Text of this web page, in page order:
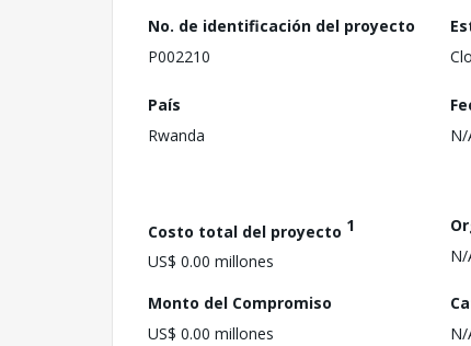
No. de identificación del proyecto
P002210
País
Rwanda
N/
Costo total del proyecto 1
US$ 0.00 millones
N/
Monto del Compromiso
US$ 0.00 millones
N/